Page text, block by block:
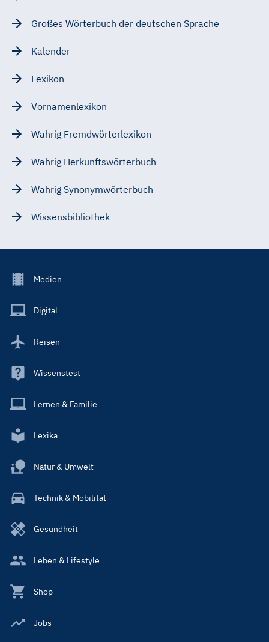
Großes Wörterbuch der deutschen Sprache
Kalender
Lexikon
Vornamenlexikon
Wahrig Fremdwörterlexikon
Wahrig Herkunftswörterbuch
Wahrig Synonymwörterbuch
Wissensbibliothek
Footer
Main
Medien
Digital
Reisen
Wissenstest
Lernen & Familie
Lexika
Natur & Umwelt
Technik & Mobilität
Gesundheit
Leben & Lifestyle
Shop
Jobs